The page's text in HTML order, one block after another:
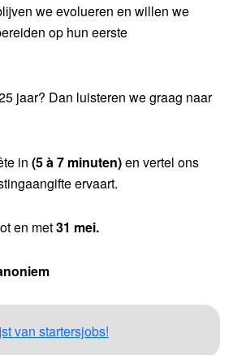
we evolueren en willen we
op hun eerste
jaar? Dan luisteren we graag naar
in (5 à 7 minuten)en vertel ons
ervaart.
en met31 mei.
van startersjobs!